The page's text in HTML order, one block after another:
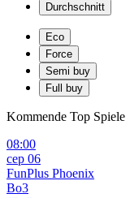
Durchschnitt
Eco
Force
Semi buy
Full buy
Kommende Top Spiele
08:00
сер 06
FunPlus Phoenix
Bo3